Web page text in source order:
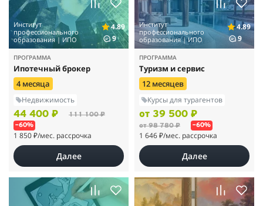
Институт
профессионального
образования | ИПО
4.89
9
ПРОГРАММА
Ипотечный брокер
4 месяца
Недвижимость
44 400 ₽ 111 100 ₽
–60%
1 850 ₽/мес. рассрочка
Далее
Институт
профессионального
образования | ИПО
4.89
9
ПРОГРАММА
Туризм и сервис
12 месяцев
Курсы для турагентов
от 39 500 ₽
от 98 780 ₽ –60%
1 646 ₽/мес. рассрочка
Далее